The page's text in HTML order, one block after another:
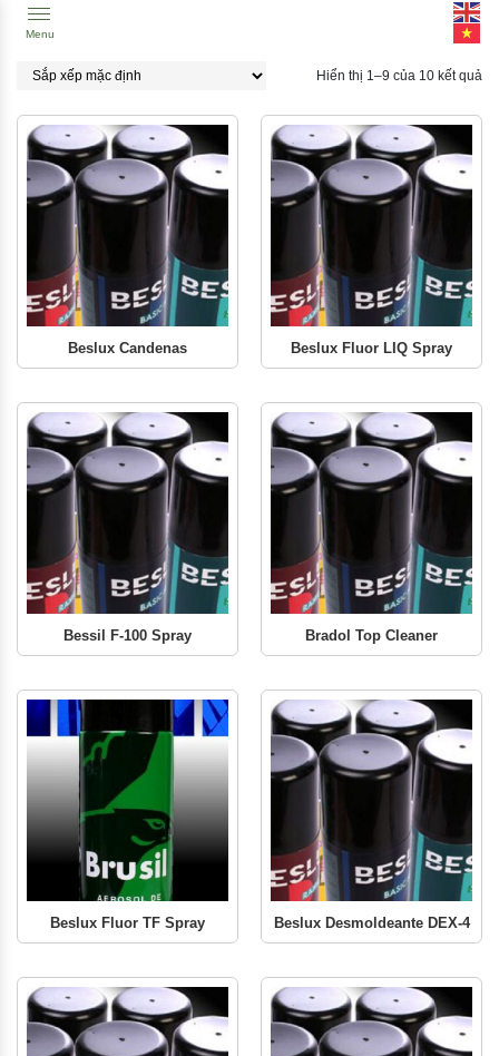
Menu
Hiển thị 1–9 của 10 kết quả
Beslux Candenas Beslux Fluor LIQ Spray
Bessil F-100 Spray Bradol Top Cleaner
Beslux Fluor TF Spray Beslux Desmoldeante DEX-4